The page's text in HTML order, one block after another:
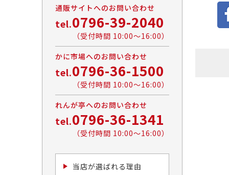
通販サイトへのお問い合わせ
tel.0796-39-2040
（受付時間 10:00〜16:00）
かに市場へのお問い合わせ
tel.0796-36-1500
（受付時間 10:00〜16:00）
れんが亭へのお問い合わせ
tel.0796-36-1341
（受付時間 10:00〜16:00）
当店が選ばれる理由